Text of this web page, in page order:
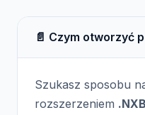
📄 Czym otworzyć
Szukasz sposobu
rozszerzeniem .NXB